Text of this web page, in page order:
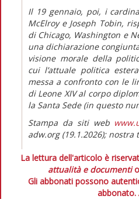
Il 19 gennaio, poi, i
McElroy e Joseph Tobin,
di Chicago, Washington e
una dichiarazione
visione morale della
cui l’attuale politica
messa a confronto con le
di Leone XIV al corpo
la Santa Sede (in questo
Stampa da siti web
adw.org (19.1.2026); nostra
La lettura dell'articolo è
attualità e documenti
Gli abbonati possono
abbonato.